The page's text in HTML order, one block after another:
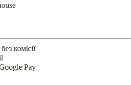
комісії
Pay